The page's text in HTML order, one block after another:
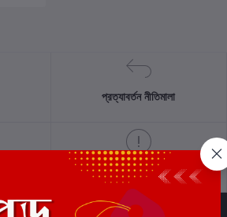
প্রত্যাবর্তন নীতিমালা
গোপনীয়তা নীতি